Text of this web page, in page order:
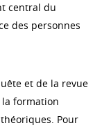
central du
des personnes
et de la revue
formation
Pour